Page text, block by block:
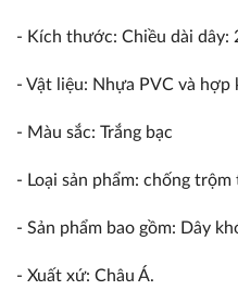
- Kích thước: Chiều dài dây:
- Vật liệu: Nhựa PVC và hợp
- Màu sắc: Trắng bạc
- Loại sản phẩm: chống
- Sản phẩm bao gồm: Dây
- Xuất xứ: Châu Á.